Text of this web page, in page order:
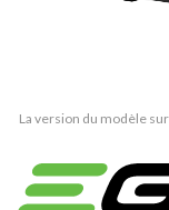
La version du modèle